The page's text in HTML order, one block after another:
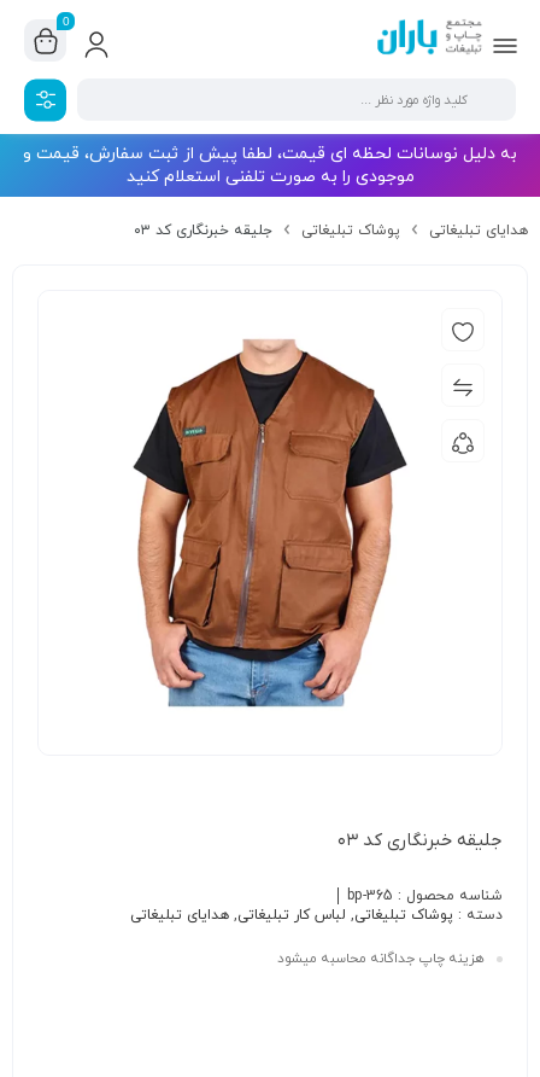
0
به دلیل نوسانات لحظه ای قیمت، لطفا پیش از ثبت سفارش، قیمت و
موجودی را به صورت تلفنی استعلام کنید
هدایای تبلیغاتی پوشاک تبلیغاتی جلیقه خبرنگاری کد ۰۳
جلیقه خبرنگاری کد ۰۳
شناسه محصول : bp-365
دسته : پوشاک تبلیغاتی, لباس کار تبلیغاتی, هدایای تبلیغاتی
هزینه چاپ جداگانه محاسبه میشود